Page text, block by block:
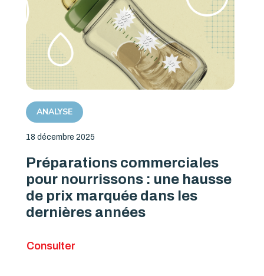
ANALYSE
18 décembre 2025
Préparations commerciales
pour nourrissons : une hausse
de prix marquée dans les
dernières années
Consulter